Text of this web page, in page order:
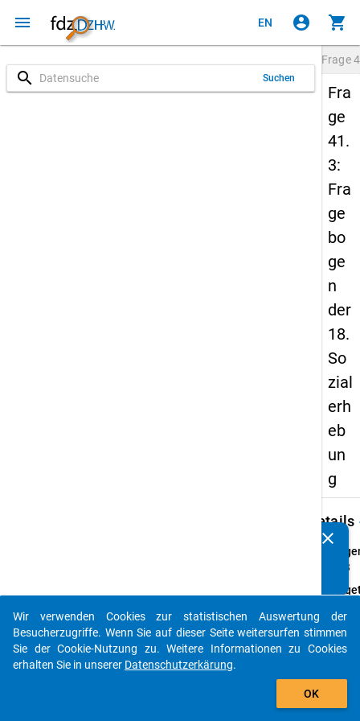
menu EN account_circle shopping_cart
search Suchen
Frage
Fra
ge
41.
3:
Fra
ge
bo
ge
n
der
18.
So
zial
erh
eb
un
g
Details
41.3
Ihre
clear
auto_stories
add_shopping_cart
Wir verwenden Cookies zur statistischen Auswertung der
Besucherzugriffe. Wenn Sie auf dieser Seite weitersurfen stimmen
Sie der Cookie-Nutzung zu. Weitere Informationen zu Cookies
erhalten Sie in unserer Datenschutzerkärung.
OK